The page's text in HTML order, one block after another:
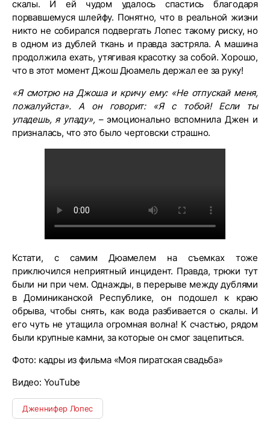
скалы. И ей чудом удалось спастись благодаря
порвавшемуся шлейфу. Понятно, что в реальной жизни
никто не собирался подвергать Лопес такому риску, но
в одном из дублей ткань и правда застряла. А машина
продолжила ехать, утягивая красотку за собой. Хорошо,
что в этот момент Джош Дюамель держал ее за руку!
«Я смотрю на Джоша и кричу ему: «Не отпускай меня,
пожалуйста». А он говорит: «Я с тобой! Если ты
упадешь, я упаду»,– эмоционально вспомнила Джен и
призналась, что это было чертовски страшно.
Кстати, с самим Дюамелем на съемках тоже
приключился неприятный инцидент. Правда, трюки тут
были ни при чем. Однажды, в перерыве между дублями
в Доминиканской Республике, он подошел к краю
обрыва, чтобы снять, как вода разбивается о скалы. И
его чуть не утащила огромная волна! К счастью, рядом
были крупные камни, за которые он смог зацепиться.
Фото: кадры из фильма «Моя пиратская свадьба»
Видео: YouTube
Дженнифер Лопес